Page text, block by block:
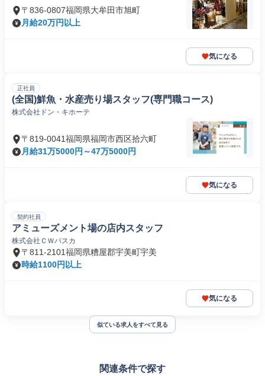
〒836-0807福岡県大牟田市旭町
月給20万円以上
気になる
正社員
(全国)鮮魚・水産売り場スタッフ(専門職コース)
株式会社ドン・キホーテ
〒819-0041福岡県福岡市西区拾六町
月給31万5000円～47万5000円
気になる
契約社員
アミューズメント場の店内スタッフ
株式会社ＣＷパスカ
〒811-2101福岡県糟屋郡宇美町宇美
時給1100円以上
気になる
似ている求人をすべて見る
関連条件で探す